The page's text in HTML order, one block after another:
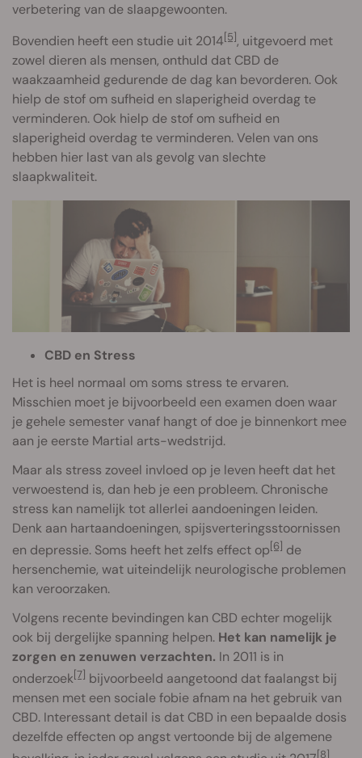
verbetering van de slaapgewoonten.
Bovendien heeft een studie uit 2014[5], uitgevoerd met
zowel dieren als mensen, onthuld dat CBD de
waakzaamheid gedurende de dag kan bevorderen. Ook
hielp de stof om sufheid en slaperigheid overdag te
verminderen. Ook hielp de stof om sufheid en
slaperigheid overdag te verminderen. Velen van ons
hebben hier last van als gevolg van slechte
slaapkwaliteit.
CBD en Stress
Het is heel normaal om soms stress te ervaren.
Misschien moet je bijvoorbeeld een examen doen waar
je gehele semester vanaf hangt of doe je binnenkort mee
aan je eerste Martial arts-wedstrijd.
Maar als stress zoveel invloed op je leven heeft dat het
verwoestend is, dan heb je een probleem. Chronische
stress kan namelijk tot allerlei aandoeningen leiden.
Denk aan hartaandoeningen, spijsverteringsstoornissen
en depressie. Soms heeft het zelfs effect op[6] de
hersenchemie, wat uiteindelijk neurologische problemen
kan veroorzaken.
Volgens recente bevindingen kan CBD echter mogelijk
ook bij dergelijke spanning helpen. Het kan namelijk je
zorgen en zenuwen verzachten. In 2011 is in
onderzoek[7] bijvoorbeeld aangetoond dat faalangst bij
mensen met een sociale fobie afnam na het gebruik van
CBD. Interessant detail is dat CBD in een bepaalde dosis
dezelfde effecten op angst vertoonde bij de algemene
[8]